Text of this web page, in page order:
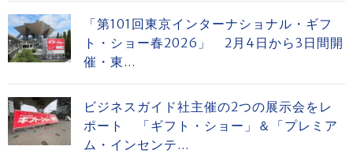
「第101回東京インターナショナル・ギフ
ト・ショー春2026」 2月4日から3日間開
催・東...
ビジネスガイド社主催の2つの展示会をレ
ポート 「ギフト・ショー」＆「プレミア
ム・インセンテ...